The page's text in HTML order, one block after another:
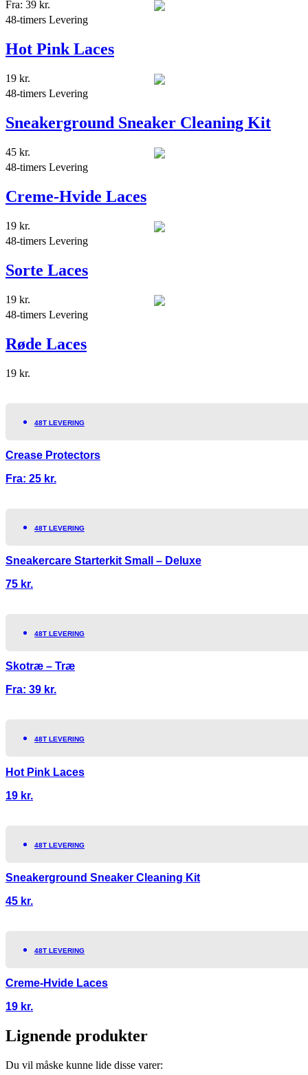
Fra: 39 kr.
48-timers Levering
Hot Pink Laces
19 kr.
48-timers Levering
Sneakerground Sneaker Cleaning Kit
45 kr.
48-timers Levering
Creme-Hvide Laces
19 kr.
48-timers Levering
Sorte Laces
19 kr.
48-timers Levering
Røde Laces
19 kr.
48T LEVERING
Crease Protectors
Fra: 25 kr.
48T LEVERING
Sneakercare Starterkit Small – Deluxe
75 kr.
48T LEVERING
Skotræ – Træ
Fra: 39 kr.
48T LEVERING
Hot Pink Laces
19 kr.
48T LEVERING
Sneakerground Sneaker Cleaning Kit
45 kr.
48T LEVERING
Creme-Hvide Laces
19 kr.
Lignende produkter
Du vil måske kunne lide disse varer: